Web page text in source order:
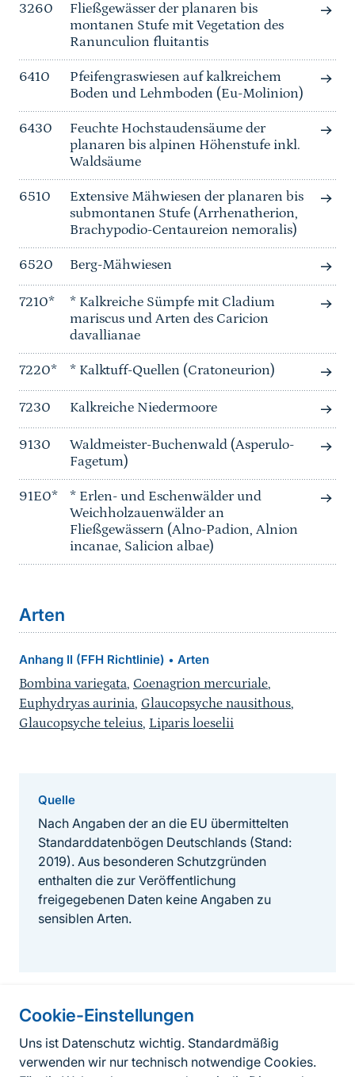
Cookie-Einstellungen
Uns ist Datenschutz wichtig. Standardmäßig
verwenden wir nur technisch notwendige Cookies.
3260
Fließgewässer der planaren bis
montanen Stufe mit Vegetation des
Ranunculion fluitantis
6410
Pfeifengraswiesen auf kalkreichem
Boden und Lehmboden (Eu-Molinion)
6430
Feuchte Hochstaudensäume der
planaren bis alpinen Höhenstufe inkl.
Waldsäume
6510
Extensive Mähwiesen der planaren bis
submontanen Stufe (Arrhenatherion,
Brachypodio-Centaureion nemoralis)
6520 Berg-Mähwiesen
7210*
* Kalkreiche Sümpfe mit Cladium
mariscus und Arten des Caricion
davallianae
7220* * Kalktuff-Quellen (Cratoneurion)
7230 Kalkreiche Niedermoore
9130
Waldmeister-Buchenwald (Asperulo-
Fagetum)
91E0*
* Erlen- und Eschenwälder und
Weichholzauenwälder an
Fließgewässern (Alno-Padion, Alnion
incanae, Salicion albae)
Arten
Anhang II (FFH Richtlinie) • Arten
Bombina variegata, Coenagrion mercuriale,
Euphydryas aurinia, Glaucopsyche nausithous,
Glaucopsyche teleius, Liparis loeselii
Quelle
Nach Angaben der an die EU übermittelten
Standarddatenbögen Deutschlands (Stand:
2019). Aus besonderen Schutzgründen
enthalten die zur Veröffentlichung
freigegebenen Daten keine Angaben zu
sensiblen Arten.
Informationen zur Seite
FußzeileKontakt zum BfN